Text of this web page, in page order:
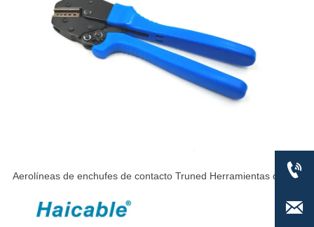
Aerolíneas de enchufes de contacto Truned Herramientas de

